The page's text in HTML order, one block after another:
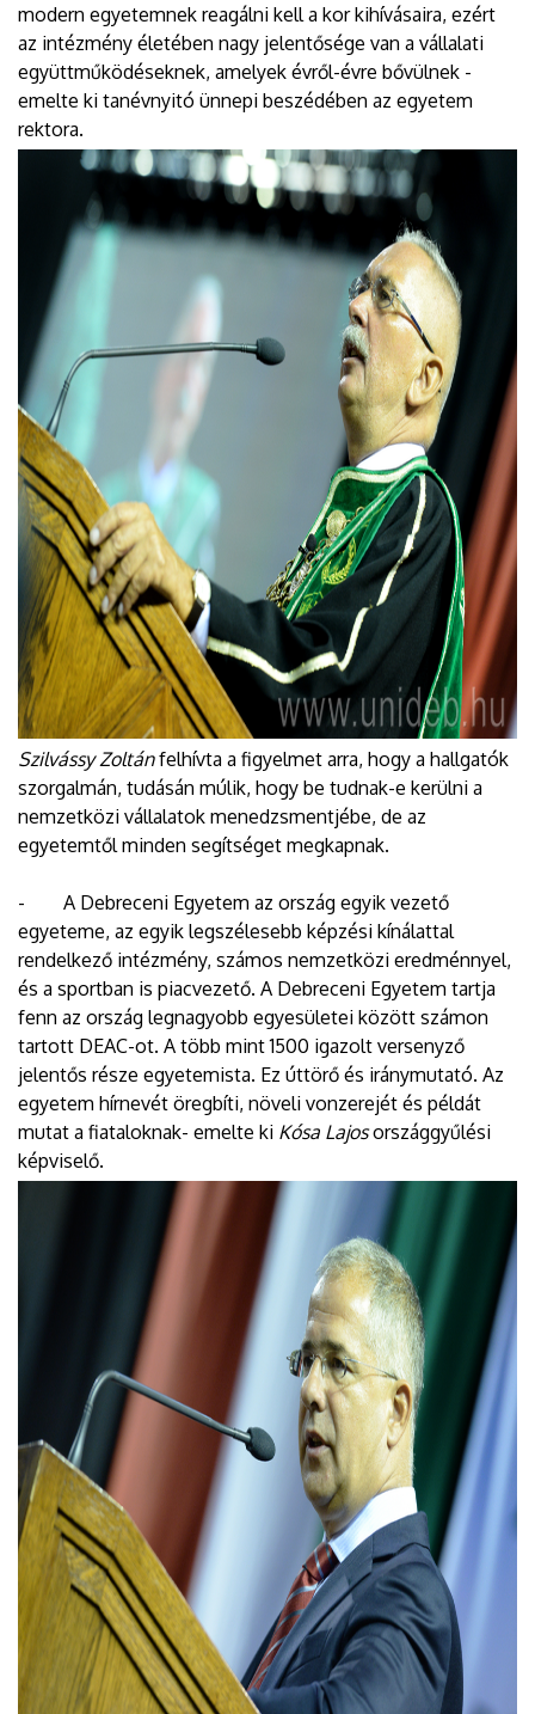
modern egyetemnek reagálni kell a kor kihívásaira, ezért
az intézmény életében nagy jelentősége van a vállalati
együttműködéseknek, amelyek évről-évre bővülnek -
emelte ki tanévnyitó ünnepi beszédében az egyetem
rektora.
Szilvássy Zoltánfelhívta a figyelmet arra, hogy a hallgatók
szorgalmán, tudásán múlik, hogy be tudnak-e kerülni a
nemzetközi vállalatok menedzsmentjébe, de az
egyetemtől minden segítséget megkapnak.
- A Debreceni Egyetem az ország egyik vezető
egyeteme, az egyik legszélesebb képzési kínálattal
rendelkező intézmény, számos nemzetközi eredménnyel,
és a sportban is piacvezető. A Debreceni Egyetem tartja
fenn az ország legnagyobb egyesületei között számon
tartott DEAC-ot. A több mint 1500 igazolt versenyző
jelentős része egyetemista. Ez úttörő és iránymutató. Az
egyetem hírnevét öregbíti, növeli vonzerejét és példát
mutat a fiataloknak- emelte ki Kósa Lajosországgyűlési
képviselő.